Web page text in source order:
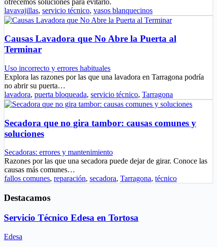
lavavajillas, servicio técnico, vasos blanquecinos
Causas Lavadora que No Abre la Puerta al
Terminar
Uso incorrecto y errores habituales
Explora las razones por las que una lavadora en Tarragona podría
no abrir su puerta…
lavadora, puerta bloqueada, servicio técnico, Tarragona
Secadora que no gira tambor: causas comunes y
soluciones
Secadoras: errores y mantenimiento
Razones por las que una secadora puede dejar de girar. Conoce las
causas más comunes…
fallos comunes, reparación, secadora, Tarragona, técnico
Destacamos
Servicio Técnico Edesa en Tortosa
Edesa